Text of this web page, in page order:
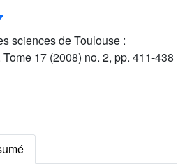
sciences de Toulouse :
17 (2008) no. 2, pp. 411-438